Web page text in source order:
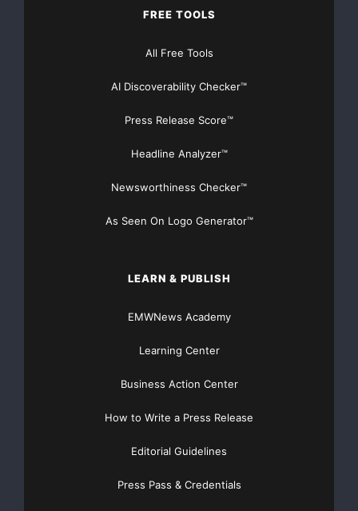
FREE TOOLS
All Free Tools
AI Discoverability Checker™
Press Release Score™
Headline Analyzer™
Newsworthiness Checker™
As Seen On Logo Generator™
LEARN & PUBLISH
EMWNews Academy
Learning Center
Business Action Center
How to Write a Press Release
Editorial Guidelines
Press Pass & Credentials